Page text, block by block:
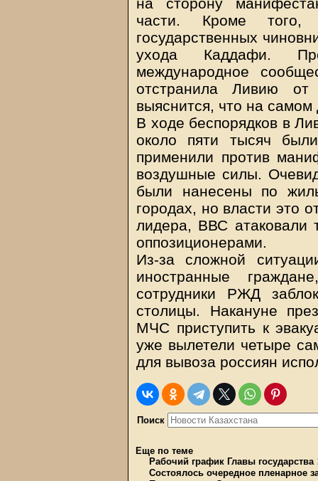
части. Кроме того,
государственных
ухода Каддафи.
международное
отстранила Ливию
выяснится, что на самом
В ходе беспорядков в
около пяти тысяч
применили против
воздушные силы.
были нанесены по
городах, но власти это
лидера, ВВС атаковали
оппозиционерами.
Из-за сложной
иностранные
сотрудники РЖД
столицы. Накануне
МЧС приступить к
уже вылетели четыре
для вывоза россиян
Поиск
Еще по теме
Рабочий график Главы государства
Состоялось очередное пленарное